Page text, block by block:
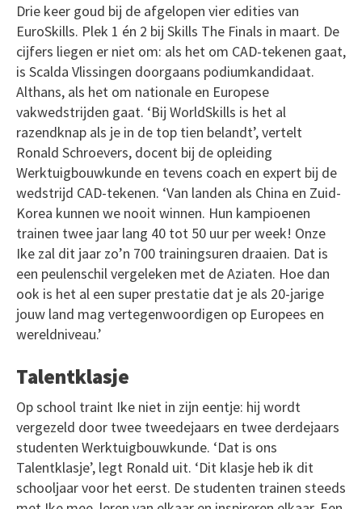
Drie keer goud bij de afgelopen vier edities van
EuroSkills. Plek 1 én 2 bij Skills The Finals in maart. De
cijfers liegen er niet om: als het om CAD-tekenen gaat,
is Scalda Vlissingen doorgaans podiumkandidaat.
Althans, als het om nationale en Europese
vakwedstrijden gaat. ‘Bij WorldSkills is het al
razendknap als je in de top tien belandt’, vertelt
Ronald Schroevers, docent bij de opleiding
Werktuigbouwkunde en tevens coach en expert bij de
wedstrijd CAD-tekenen. ‘Van landen als China en Zuid-
Korea kunnen we nooit winnen. Hun kampioenen
trainen twee jaar lang 40 tot 50 uur per week! Onze
Ike zal dit jaar zo’n 700 trainingsuren draaien. Dat is
een peulenschil vergeleken met de Aziaten. Hoe dan
ook is het al een super prestatie dat je als 20-jarige
jouw land mag vertegenwoordigen op Europees en
wereldniveau.’
Talentklasje
Op school traint Ike niet in zijn eentje: hij wordt
vergezeld door twee tweedejaars en twee derdejaars
studenten Werktuigbouwkunde. ‘Dat is ons
Talentklasje’, legt Ronald uit. ‘Dit klasje heb ik dit
schooljaar voor het eerst. De studenten trainen steeds